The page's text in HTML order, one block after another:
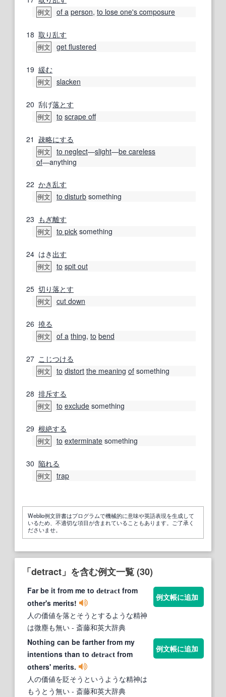
例文 of a person, to lose one's composure
18 取り乱す
例文 get flustered
19 緩む
例文 slacken
20 刮げ落とす
例文 to scrape off
21 疎略にする
例文 to neglect―slight―be careless
of―anything
22 かき乱す
例文 to disturb something
23 もぎ離す
例文 to pick something
24 はき 出す
例文 to spit out
25 切り落とす
例文 cut down
26 撓る
例文 of a thing, to bend
27 こじつける
例文 to distort the meaning of something
28 排斥する
例文 to exclude something
29 根絶する
例文 to exterminate something
30 陥れる
例文 trap
Weblio例文辞書はプログラムで機械的に意味や英語表現を生成して
いるため、不適切な項目が含まれていることもあります。ご了承く
ださいませ。
「detract」を含む例文一覧 (30)
Far be it from me to detract from
other's merits!
人の価値を落とそうとするような精神
は微塵も無い - 斎藤和英大辞典
例文帳に追加
Nothing can be farther from my
intentions than to detract from
others' merits.
人の価値を貶そうというような精神は
もうとう無い - 斎藤和英大辞典
例文帳に追加